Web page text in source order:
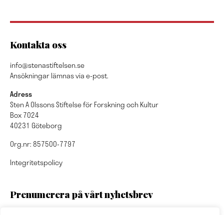
Kontakta oss
info@stenastiftelsen.se
Ansökningar lämnas via e-post.
Adress
Sten A Olssons Stiftelse för Forskning och Kultur
Box 7024
40231 Göteborg
Org.nr: 857500-7797
Integritetspolicy
Prenumerera på vårt nyhetsbrev